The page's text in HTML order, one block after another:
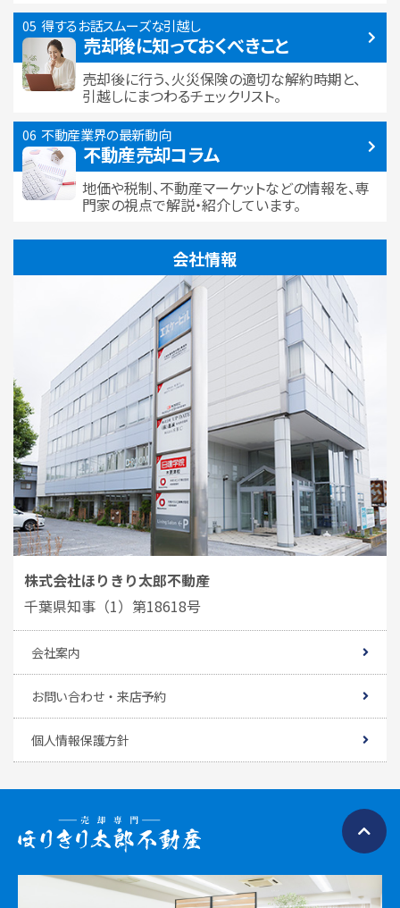
得するお話スムーズな引越し
売却後に知っておくべきこと
売却後に行う、火災保険の適切な解約時期と、
引越しにまつわるチェックリスト。
不動産業界の最新動向
不動産売却コラム
地価や税制、不動産マーケットなどの情報を、専
門家の視点で解説・紹介しています。
会社情報
株式会社ほりきり太郎不動産
千葉県知事（1）第18618号
会社案内
お問い合わせ・来店予約
個人情報保護方針